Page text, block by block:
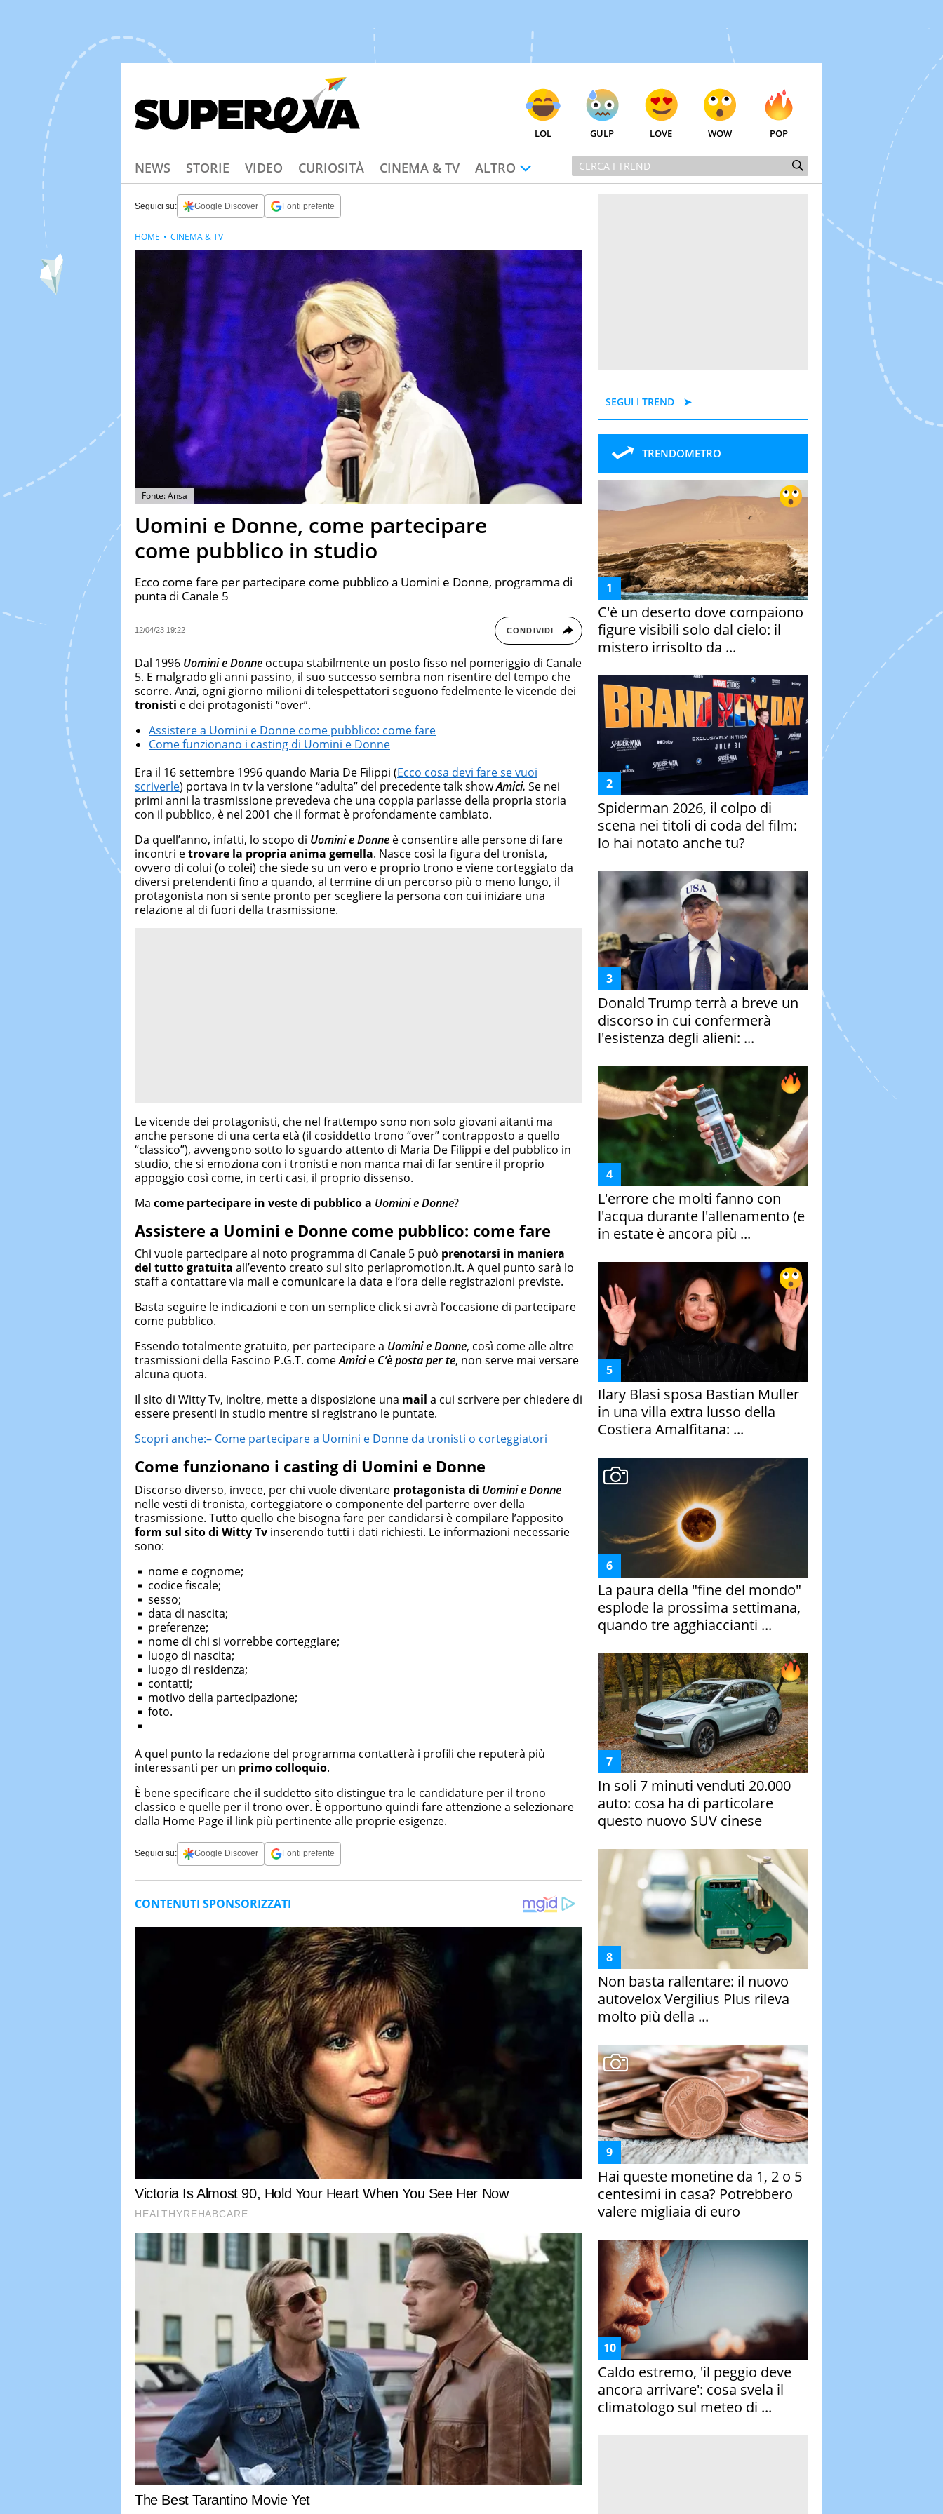
LOL GULP LOVE WOW POP
NEWS STORIE VIDEO CURIOSITÀ CINEMA & TV ALTRO
Seguici su: Google Discover Fonti preferite
Fonte: Ansa
Uomini e Donne, come partecipare
come pubblico in studio
Ecco come fare per partecipare come pubblico a Uomini e Donne, programma di
punta di Canale 5
12/04/23 19:22 CONDIVIDI
HOME CINEMA & TV
Dal 1996 Uomini e Donne occupa stabilmente un posto fisso nel pomeriggio di Canale
5. E malgrado gli anni passino, il suo successo sembra non risentire del tempo che
scorre. Anzi, ogni giorno milioni di telespettatori seguono fedelmente le vicende dei
tronisti e dei protagonisti “over”.
Assistere a Uomini e Donne come pubblico: come fare
Come funzionano i casting di Uomini e Donne
Era il 16 settembre 1996 quando Maria De Filippi (Ecco cosa devi fare se vuoi
scriverle) portava in tv la versione “adulta” del precedente talk showAmici. Se nei
primi anni la trasmissione prevedeva che una coppia parlasse della propria storia
con il pubblico, è nel 2001 che il format è profondamente cambiato.
Da quell’anno, infatti, lo scopo di Uomini e Donne è consentire alle persone di fare
incontri etrovare la propria anima gemella. Nasce così la figura del tronista,
ovvero di colui (o colei) che siede su un vero e proprio trono e viene corteggiato da
diversi pretendenti fino a quando, al termine di un percorso più o meno lungo, il
protagonista non si sente pronto per scegliere la persona con cui iniziare una
relazione al di fuori della trasmissione.
Le vicende dei protagonisti, che nel frattempo sono non solo giovani aitanti ma
anche persone di una certa età (il cosiddetto trono “over” contrapposto a quello
“classico”), avvengono sotto lo sguardo attento di Maria De Filippi e del pubblico in
studio, che si emoziona con i tronisti e non manca mai di far sentire il proprio
appoggio così come, in certi casi, il proprio dissenso.
Ma come partecipare in veste di pubblico a Uomini e Donne?
Assistere a Uomini e Donne come pubblico: come fare
Chi vuole partecipare al noto programma di Canale 5 può prenotarsi in maniera
del tuttogratuita all’evento creato sul sito perlapromotion.it. A quel punto sarà lo
staff a contattare via mail e comunicare la data e l’ora delle registrazioni previste.
Basta seguire le indicazioni e con un semplice click si avrà l’occasione di partecipare
come pubblico.
Essendo totalmente gratuito, per partecipare a Uomini e Donne, così come alle altre
trasmissioni della Fascino P.G.T. comeAmicie C’è posta per te, non serve mai versare
alcuna quota.
Il sito di Witty Tv, inoltre, mette a disposizione una mail a cui scrivere per chiedere di
essere presenti in studio mentre si registrano le puntate.
Scopri anche:– Come partecipare a Uomini e Donne da tronisti o corteggiatori
Come funzionano i casting di Uomini e Donne
Discorso diverso, invece, per chi vuole diventare protagonista di Uomini e Donne
nelle vesti di tronista, corteggiatore o componente del parterre over della
trasmissione. Tutto quello che bisogna fare per candidarsi è compilare l’apposito
form sul sito di Witty Tv inserendo tutti i dati richiesti. Le informazioni necessarie
sono:
nome e cognome;
codice fiscale;
sesso;
data di nascita;
preferenze;
nome di chi si vorrebbe corteggiare;
luogo di nascita;
luogo di residenza;
contatti;
motivo della partecipazione;
foto.
A quel punto la redazione del programma contatterà i profili che reputerà più
interessanti per un primo colloquio.
È bene specificare che il suddetto sito distingue tra le candidature per il trono
classico e quelle per il trono over. È opportuno quindi fare attenzione a selezionare
dalla Home Page il link più pertinente alle proprie esigenze.
Seguici su: Google Discover Fonti preferite
SEGUI I TREND
TRENDOMETRO
C'è un deserto dove compaiono
figure visibili solo dal cielo: il
mistero irrisolto da ...
Spiderman 2026, il colpo di
scena nei titoli di coda del film:
lo hai notato anche tu?
Donald Trump terrà a breve un
discorso in cui confermerà
l'esistenza degli alieni: ...
L'errore che molti fanno con
l'acqua durante l'allenamento (e
in estate è ancora più ...
Ilary Blasi sposa Bastian Muller
in una villa extra lusso della
Costiera Amalfitana: ...
La paura della "fine del mondo"
esplode la prossima settimana,
quando tre agghiaccianti ...
In soli 7 minuti venduti 20.000
auto: cosa ha di particolare
questo nuovo SUV cinese
Non basta rallentare: il nuovo
autovelox Vergilius Plus rileva
molto più della ...
Hai queste monetine da 1, 2 o 5
centesimi in casa? Potrebbero
valere migliaia di euro
Caldo estremo, 'il peggio deve
ancora arrivare': cosa svela il
climatologo sul meteo di ...